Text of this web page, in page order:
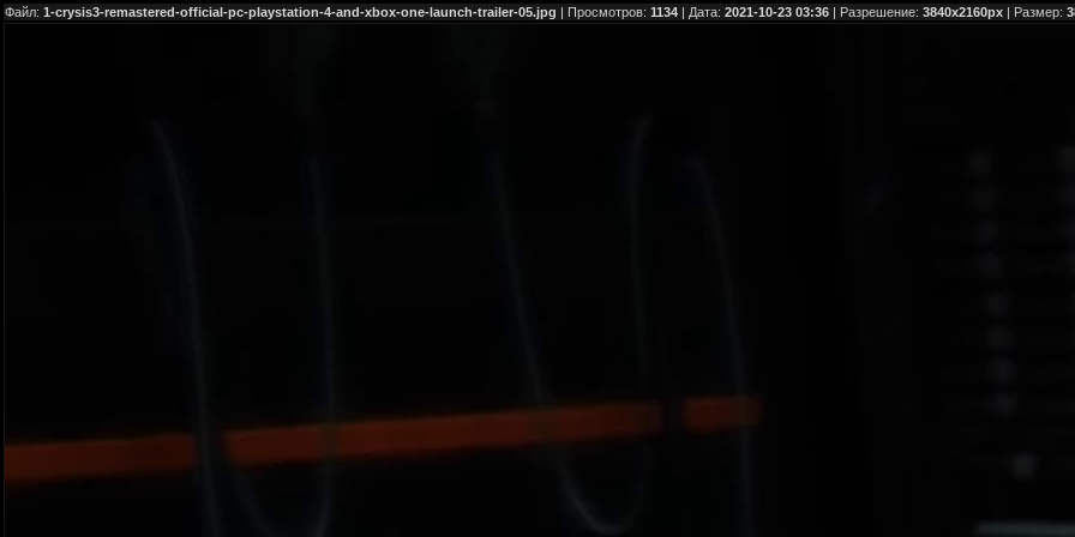
Файл: 1-crysis3-remastered-official-pc-playstation-4-and-xbox-one-launch-trailer-05.jpg | Просмотров: 1134 | Дата: 2021-10-23 03:36 | Разрешение: 3840x2160px | Размер: